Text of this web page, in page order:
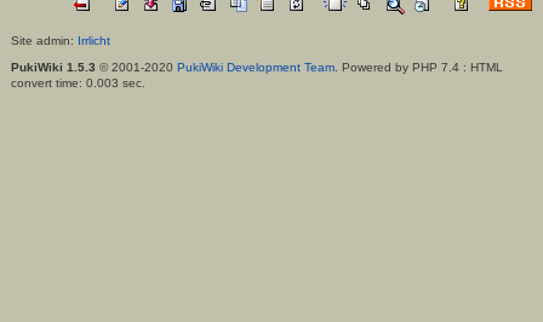
Site admin: Irrlicht
PukiWiki 1.5.3 © 2001-2020 PukiWiki Development Team. Powered by PHP 7.4 : HTML
convert time: 0.003 sec.